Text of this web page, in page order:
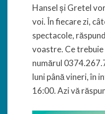
Hansel și Gretel
voi. În fiecare zi,
spectacole,
voastre. Ce trebuie
numărul
luni până vineri, în
16:00. Azi vă